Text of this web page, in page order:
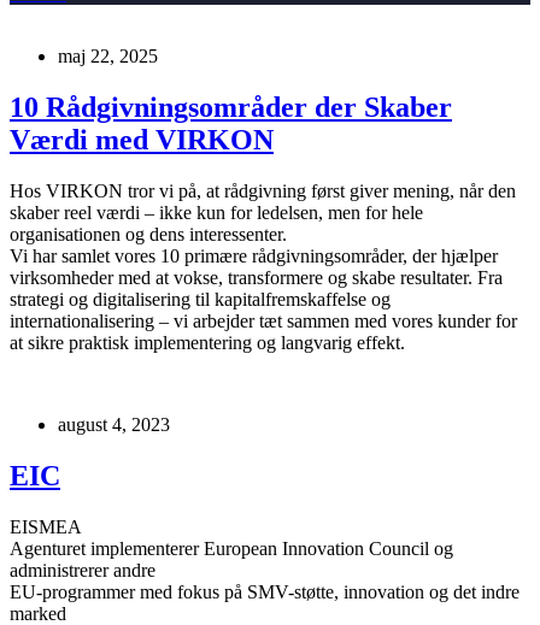
maj 22, 2025
10 Rådgivningsområder der Skaber
Værdi med VIRKON
Hos VIRKON tror vi på, at rådgivning først giver mening, når den
skaber reel værdi – ikke kun for ledelsen, men for hele
organisationen og dens interessenter.
Vi har samlet vores 10 primære rådgivningsområder, der hjælper
virksomheder med at vokse, transformere og skabe resultater. Fra
strategi og digitalisering til kapitalfremskaffelse og
internationalisering – vi arbejder tæt sammen med vores kunder for
at sikre praktisk implementering og langvarig effekt.
august 4, 2023
EIC
EISMEA
Agenturet implementerer European Innovation Council og
administrerer andre
EU-programmer med fokus på SMV-støtte, innovation og det indre
marked